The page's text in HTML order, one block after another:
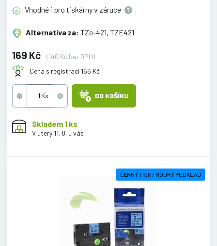
Vhodné i pro tiskárny v záruce
Alternativa za: TZe-421, TZE421
169 Kč
(140 Kč bez DPH)
Cena s registrací 166 Kč
DO KOŠÍKU
Skladem 1 ks
V úterý 11. 8. u vás
ČERNÝ TISK / MODRÝ PODKLAD